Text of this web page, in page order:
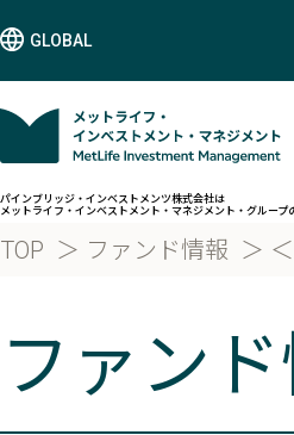
GLOBAL
パインブリッジ・インベストメンツ株式会社は
メットライフ・インベストメント・マネジメント・グループ
TOP ファンド情報
ファン